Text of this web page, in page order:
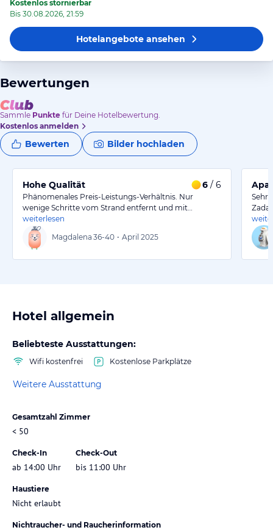
Kostenlos stornierbar
Bis 30.08.2026, 21:59
Hotelangeboteansehen
Bewertungen
Sammle Punkte für Deine Hotelbewertung.
Kostenlos anmelden
Bewerten Bilder hochladen
Hohe Qualität 6 / 6
Phänomenales Preis-Leistungs-Verhältnis. Nur
wenige Schritte vom Strand entfernt und mit…
weiterlesen
Magdalena 36-40 • April 2025
Sehr
Hotel allgemein
Beliebteste Ausstattungen:
Wifi kostenfrei Kostenlose Parkplätze
Weitere Ausstattung
Gesamtzahl Zimmer
< 50
Check-In
ab 14:00 Uhr
Check-Out
bis 11:00 Uhr
Haustiere
Nicht erlaubt
Nichtraucher- und Raucherinformation